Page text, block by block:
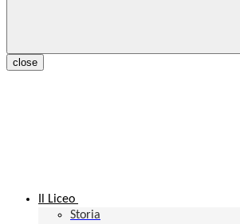
close
Il Liceo
Storia